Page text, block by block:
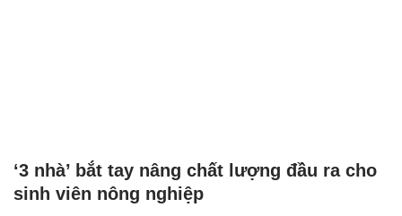
‘3 nhà’ bắt tay nâng chất lượng đầu ra cho
sinh viên nông nghiệp